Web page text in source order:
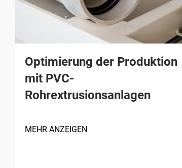
Optimierung der Produktion
mit PVC-
Rohrextrusionsanlagen
MEHR ANZEIGEN